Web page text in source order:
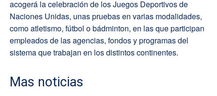
acogerá la celebración de los Juegos Deportivos de
Naciones Unidas, unas pruebas en varias modalidades,
como atletismo, fútbol o bádminton, en las que participan
empleados de las agencias, fondos y programas del
sistema que trabajan en los distintos continentes.
Mas noticias